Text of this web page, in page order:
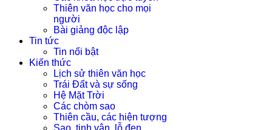
Thiên văn học cho mọi
người
Bài giảng độc lập
Tin tức
Tin nổi bật
Kiến thức
Lịch sử thiên văn học
Trái Đất và sự sống
Hệ Mặt Trời
Các chòm sao
Thiên cầu, các hiện tượng
Sao, tinh vân, lỗ đen, ...